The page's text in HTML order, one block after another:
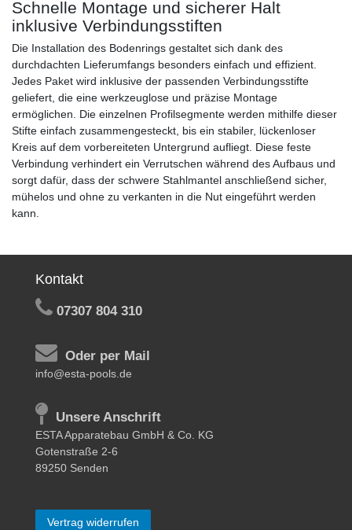
Schnelle Montage und sicherer Halt
inklusive Verbindungsstiften
Die Installation des Bodenrings gestaltet sich dank des
durchdachten Lieferumfangs besonders einfach und effizient.
Jedes Paket wird inklusive der passenden Verbindungsstifte
geliefert, die eine werkzeuglose und präzise Montage
ermöglichen. Die einzelnen Profilsegmente werden mithilfe dieser
Stifte einfach zusammengesteckt, bis ein stabiler, lückenloser
Kreis auf dem vorbereiteten Untergrund aufliegt. Diese feste
Verbindung verhindert ein Verrutschen während des Aufbaus und
sorgt dafür, dass der schwere Stahlmantel anschließend sicher,
mühelos und ohne zu verkanten in die Nut eingeführt werden
kann.
Kontakt
07307 804 310
Oder per Mail
info@esta-pools.de
Unsere Anschrift
ESTA Apparatebau GmbH & Co. KG
Gotenstraße 2-6
89250 Senden
Vertrag widerrufen